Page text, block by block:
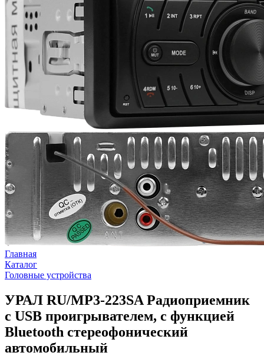
Главная
Каталог
Головные устройства
УРАЛ RU/MP3-223SA Радиоприемник
с USB проигрывателем, с функцией
Bluetooth стереофонический
автомобильный